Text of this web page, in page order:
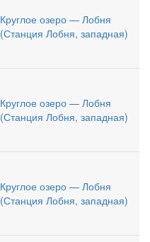
Круглое озеро — Лобня
(Станция Лобня, западная)
Круглое озеро — Лобня
(Станция Лобня, западная)
Круглое озеро — Лобня
(Станция Лобня, западная)